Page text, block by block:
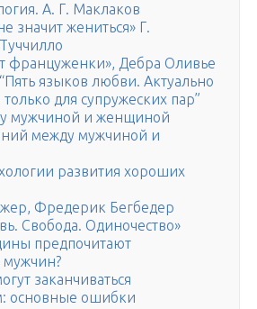
А. Г. Маклаков
значит жениться» Г.
француженки», Дебра Оливье
языков любви. Актуально
только для супружеских пар”
мужчиной и женщиной
между мужчиной и
развития хороших
Фредерик Бегбедер
Свобода. Одиночество»
предпочитают
мужчин?
заканчиваться
основные ошибки